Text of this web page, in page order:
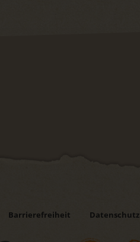
Barrierefreiheit Datenschutz